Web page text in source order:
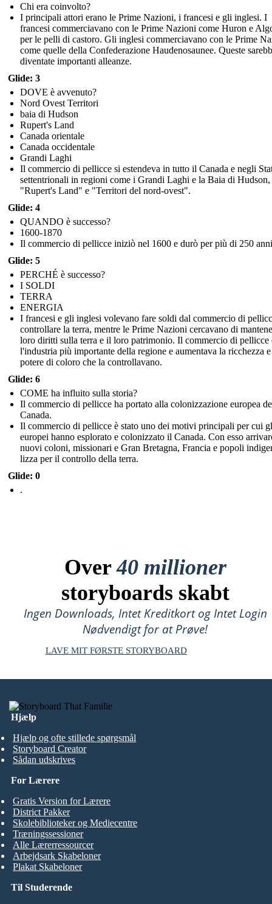
Chi era coinvolto?
I principali attori erano le Prime Nazioni, i francesi e gli inglesi. I
francesi commerciavano con le Prime Nazioni come Huron e
per le pelli di castoro. Gli inglesi commerciavano con le Prime
come quelle della Confederazione Haudenosaunee. Queste
diventate importanti alleanze.
Glide: 3
DOVE è avvenuto?
Nord Ovest Territori
baia di Hudson
Rupert's Land
Canada orientale
Canada occidentale
Grandi Laghi
Il commercio di pellicce si estendeva in tutto il Canada e negli
settentrionali in regioni come i Grandi Laghi e la Baia di Hudson,
"Rupert's Land" e "Territori del nord-ovest".
Glide: 4
QUANDO è successo?
1600-1870
Il commercio di pellicce iniziò nel 1600 e durò per più di 250
Glide: 5
PERCHÉ è successo?
I SOLDI
TERRA
ENERGIA
I francesi e gli inglesi volevano fare soldi dal commercio di
controllare la terra, mentre le Prime Nazioni cercavano di
loro diritti sulla terra e il loro patrimonio. Il commercio di pellicce
l'industria più importante della regione e aumentava la ricchezza
potere di coloro che la controllavano.
Glide: 6
COME ha influito sulla storia?
Il commercio di pellicce ha portato alla colonizzazione europea
Canada.
Il commercio di pellicce è stato uno dei motivi principali per cui
europei hanno esplorato e colonizzato il Canada. Con esso
nuovi coloni, missionari e Gran Bretagna, Francia e popoli
lizza per il controllo della terra.
Glide: 0
.
Over40 millioner
storyboards skabt
Ingen Downloads, Intet Kreditkort og Intet Login
Nødvendigt for at Prøve!
LAVE MIT FØRSTE STORYBOARD
Hjælp
Hjælp og ofte stillede spørgsmål
Storyboard Creator
Sådan udskrives
Til Studerende
For Lærere
Gratis Version for Lærere
District Pakker
Skolebiblioteker og Mediecentre
Træningssessioner
Alle Lærerressourcer
Arbejdsark Skabeloner
Plakat Skabeloner